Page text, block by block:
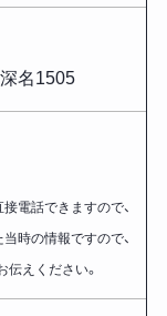
名1505
電話できますので、
当時の情報ですので、
伝えください。